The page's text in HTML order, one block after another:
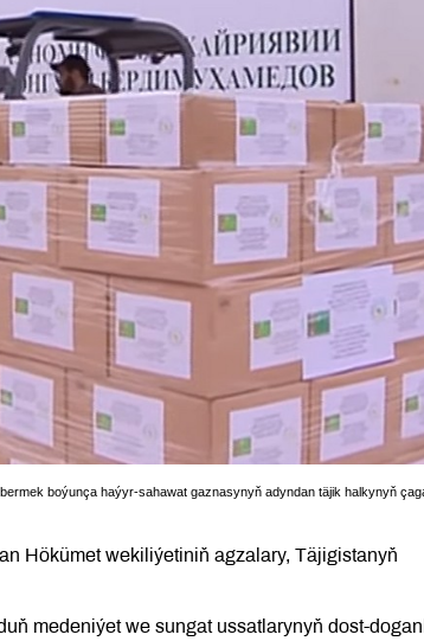
boýunça haýyr-sahawat gaznasynyň adyndan täjik halkynyň
Hökümet wekiliýetiniň agzalary, Täjigistanyň
medeniýet we sungat ussatlarynyň dost-